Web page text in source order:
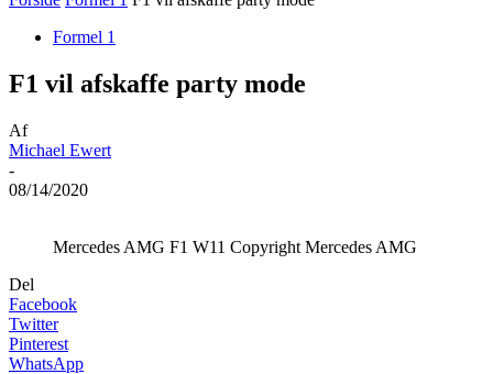
Formel 1
F1 vil afskaffe party mode
Af
Michael Ewert
-
08/14/2020
Mercedes AMG F1 W11 Copyright Mercedes AMG
Del
Facebook
Twitter
Pinterest
WhatsApp